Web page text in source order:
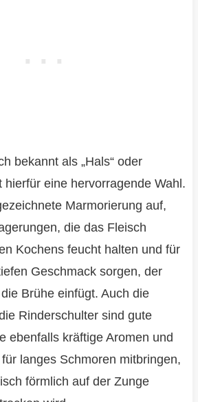
bekannt als „Hals“ oder
hierfür eine hervorragende Wahl.
Marmorierung auf,
die das Fleisch
Kochens feucht halten und für
Geschmack sorgen, der
Brühe einfügt. Auch die
Rinderschulter sind gute
ebenfalls kräftige Aromen und
langes Schmoren mitbringen,
förmlich auf der Zunge